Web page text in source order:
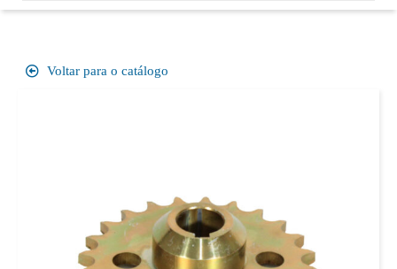
Voltar para o catálogo